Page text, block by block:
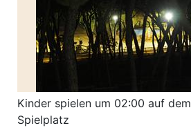
Kinder spielen um 02:00 auf dem
Spielplatz